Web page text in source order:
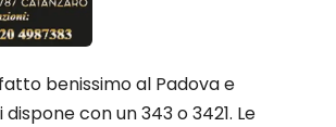
benissimo al Padova e
con un 343 o 3421. Le